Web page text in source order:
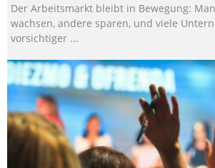
Der Arbeitsmarkt bleibt in Bewegung:
wachsen, andere sparen, und viele
vorsichtiger ...